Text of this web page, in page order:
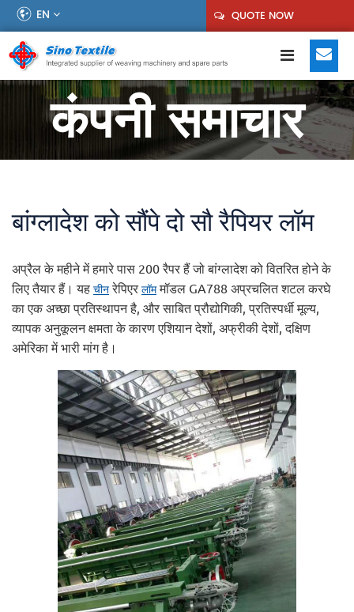
EN QUOTE NOW
कंपनी समाचार
बांग्लादेश को सौंपे दो सौ रैपियर लॉम
अप्रैल के महीने में हमारे पास 200 रैपर हैं जो बांग्लादेश को वितरित होने के
लिए तैयार हैं। यह चीनरेपिएर लॉममॉडल GA788 अप्रचलित शटल करघे
का एक अच्छा प्रतिस्थापन है, और साबित प्रौद्योगिकी, प्रतिस्पर्धी मूल्य,
व्यापक अनुकूलन क्षमता के कारण एशियान देशों, अफ्रीकी देशों, दक्षिण
अमेरिका में भारी मांग है।